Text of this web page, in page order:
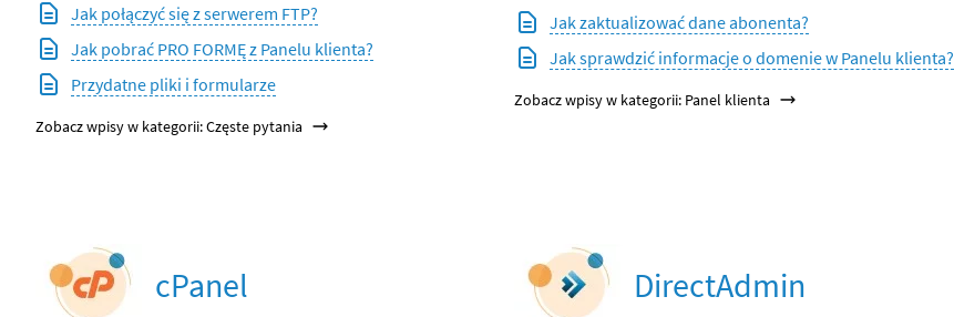
Jak połączyć się z serwerem FTP?
Jak pobrać PRO FORMĘ z Panelu klienta?
Przydatne pliki i formularze
Zobacz wpisy w kategorii: Częste pytania
Jak zaktualizować dane abonenta?
Jak sprawdzić informacje o domenie w Panelu klienta?
Zobacz wpisy w kategorii: Panel klienta
cPanel DirectAdmin